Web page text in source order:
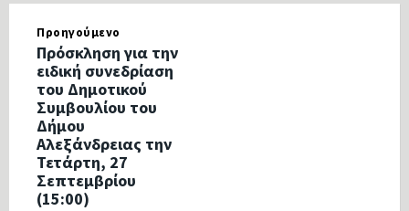
Προηγούμενο
Πρόσκληση για την
ειδική συνεδρίαση
του Δημοτικού
Συμβουλίου του
Δήμου
Αλεξάνδρειας την
Τετάρτη, 27
Σεπτεμβρίου
(15:00)